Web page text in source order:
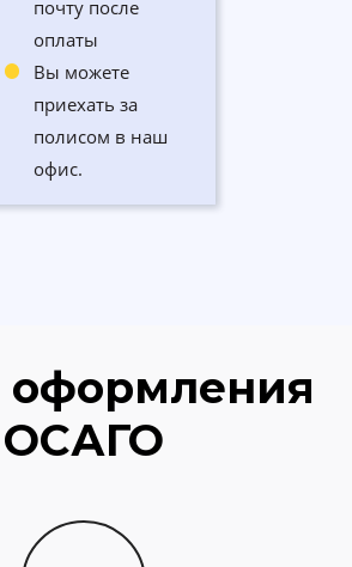
почту после
оплаты
Вы можете
приехать за
полисом в наш
офис.
оформления
ОСАГО